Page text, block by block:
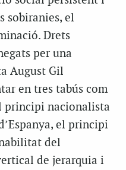
sobiranies, el
Drets
per una
August Gil
en tres tabús com
principi nacionalista
el principi
del
de jerarquia i